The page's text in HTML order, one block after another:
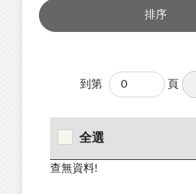
到第 頁
全選
查無資料!